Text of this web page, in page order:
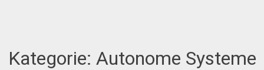
Kategorie: Autonome Systeme